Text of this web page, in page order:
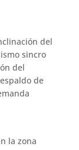
del
sincro
del
de
la zona